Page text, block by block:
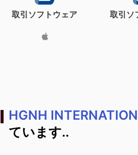
取引ソフトウェア 取引ソ
HGNH
ています..